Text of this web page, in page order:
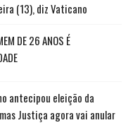
(13), diz Vaticano
DE 26 ANOS É
antecipou eleição da
Justiça agora vai anular